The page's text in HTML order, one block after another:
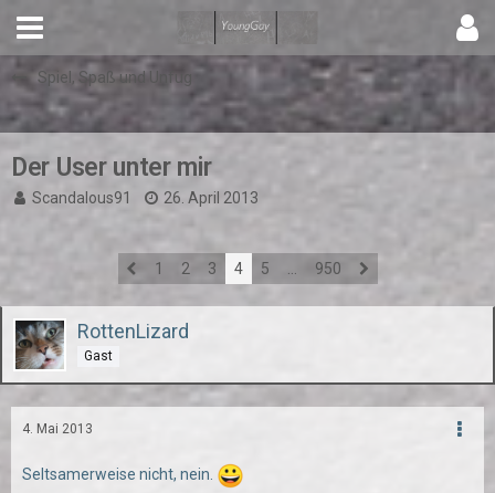
Spiel, Spaß und Unfug
Der User unter mir
Scandalous91 26. April 2013
1 2 3 4 5 950
RottenLizard
Gast
4. Mai 2013
Seltsamerweise nicht, nein.